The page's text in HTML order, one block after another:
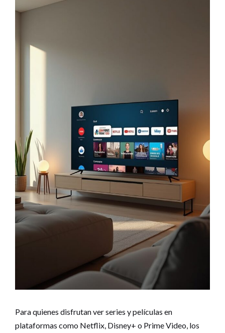
Para quienes disfrutan ver series y películas en
plataformas como Netflix, Disney+ o Prime Video, los